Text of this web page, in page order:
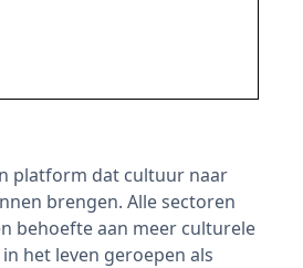
platform dat cultuur naar
brengen. Alle sectoren
behoefte aan meer culturele
het leven geroepen als